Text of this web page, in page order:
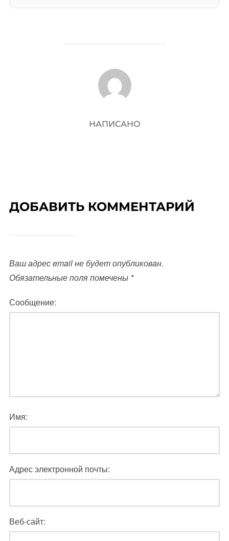
АВТОР ЗАПИСИ
НАПИСАНО
ДОБАВИТЬ КОММЕНТАРИЙ
Ваш адрес email не будет опубликован.
Обязательные поля помечены *
Сообщение:
Имя:
Адрес электронной почты:
Веб-сайт: